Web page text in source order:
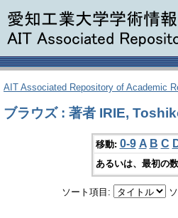
AIT Associated Repository of Academic
ブラウズ : 著者 IRIE,
移動: 0-9 A B C
あるいは、最初の
ソート項目: